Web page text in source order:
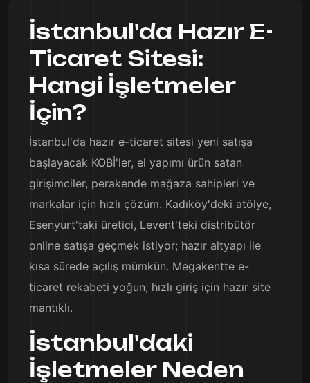
İstanbul'da Hazır E-
Ticaret Sitesi:
Hangi İşletmeler
İçin?
İstanbul'da hazır e-ticaret sitesi yeni satışa
başlayacak KOBİ'ler, el yapımı ürün satan
girişimciler, perakende mağaza sahipleri ve
markalar için hızlı çözüm. Kadıköy'deki atölye,
Esenyurt'taki üretici, Levent'teki distribütör
online satışa geçmek istiyor; hazır altyapı ile
kısa sürede açılış mümkün. Megakentte e-
ticaret rekabeti yoğun; hızlı giriş için hazır site
mantıklı.
İstanbul'daki
İşletmeler Neden